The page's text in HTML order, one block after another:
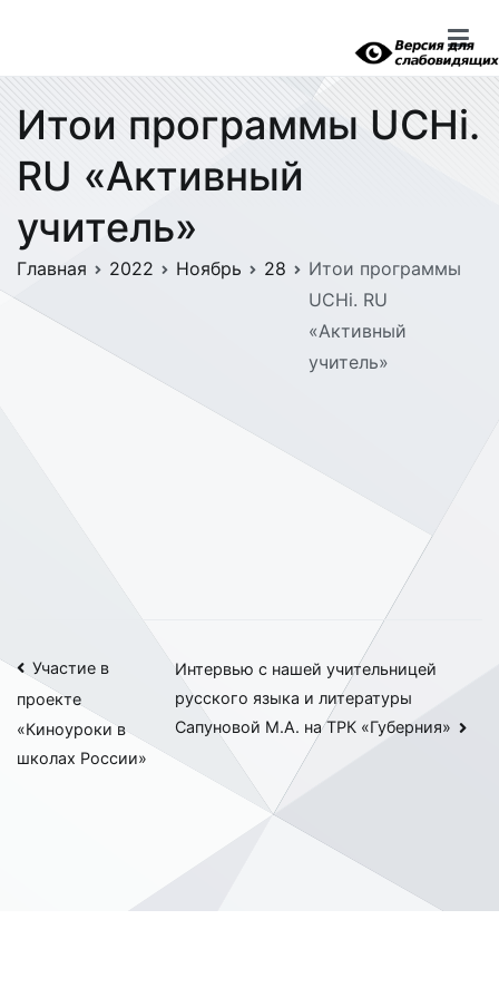
Итои программы UCHi.
RU «Активный
учитель»
Главная 2022 Ноябрь 28
Итои программы
UCHi. RU
«Активный
учитель»
Навигация
по
записям
Участие в
проекте
«Киноуроки в
школах России»
Интервью с нашей учительницей
русского языка и литературы
Сапуновой М.А. на ТРК «Губерния»